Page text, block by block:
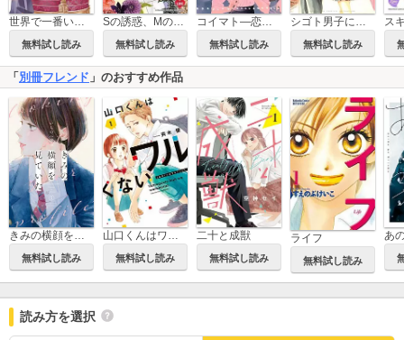
無料試し読み 無料試し読み 無料試し読み 無料試し読み
「 別冊フレンド 」のおすすめ作品
きみの横顔を見ていた
無料試し読み
山口くんはワルくない
無料試し読み
二十と成獣
無料試し読み
ライフ
無料試し読み
あ
読み方を選択